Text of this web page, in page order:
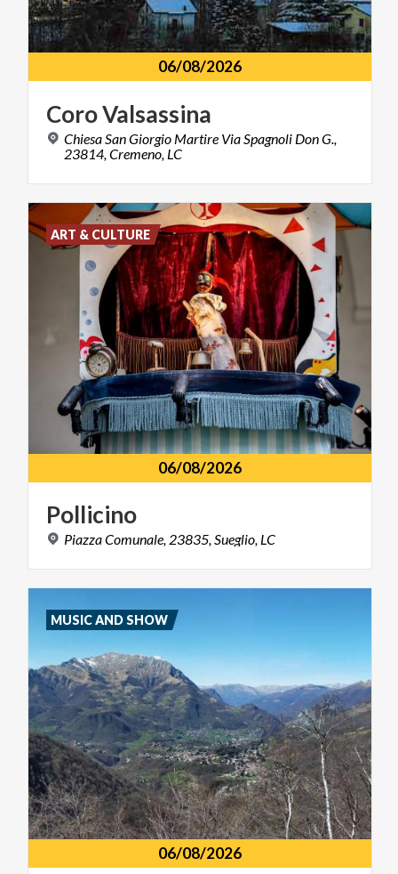
06/08/2026
CoroValsassina
Chiesa San Giorgio Martire Via Spagnoli Don G.,
23814, Cremeno, LC
06/08/2026
Pollicino
PiazzaComunale, 23835,Sueglio, LC
ART & CULTURE
06/08/2026
MUSIC AND SHOW